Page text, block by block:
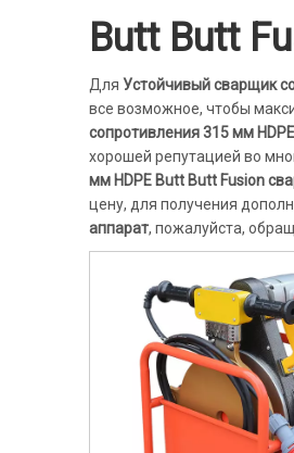
Butt Butt
Для Устойчивый сварщик
все возможное, чтобы
сопротивления 315 мм
хорошей репутацией во
мм HDPE Butt Butt Fusion
цену, для получения
аппарат, пожалуйста,